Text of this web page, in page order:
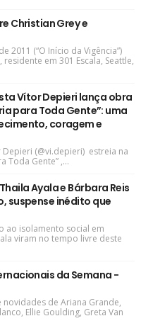
Christian Grey e
2011 (“O Início da Vigência”)
residente em 301 Escala, Seattle,
Vítor Depieri lança obra
para Toda Gente”: uma
coragem e
(@vi.depieri) estreia na
Toda Gente” ,...
Ayala e Bárbara Reis
suspense inédito que
ao isolamento social em
viram no tempo livre deste
da Semana -
de Ariana Grande,
Ellie Goulding, Greta Van